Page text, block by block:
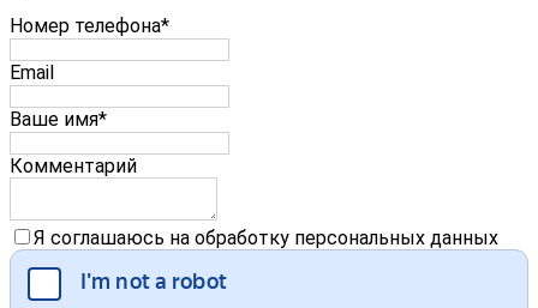
Номер телефона*
Email
Ваше имя*
Комментарий
Я соглашаюсь на обработку персональных данных